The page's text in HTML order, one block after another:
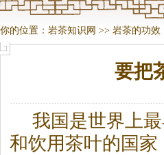
你的位置： 岩茶知识网 >> 岩茶的功效
要把
我国是世界上
和饮用茶叶的国家